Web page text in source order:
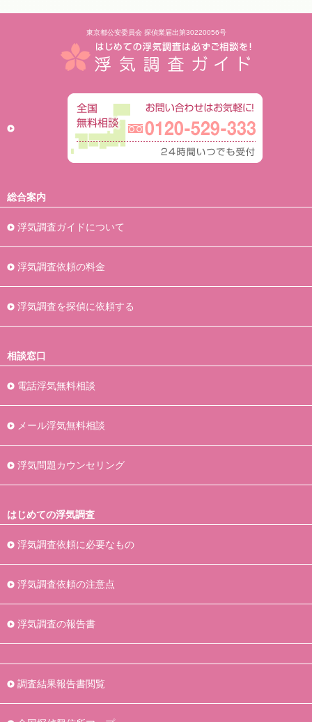
東京都公安委員会 探偵業届出第30220056号
総合案内
浮気調査ガイドについて
浮気調査依頼の料金
浮気調査を探偵に依頼する
相談窓口
電話浮気無料相談
メール浮気無料相談
浮気問題カウンセリング
はじめての浮気調査
浮気調査依頼に必要なもの
浮気調査依頼の注意点
浮気調査の報告書
調査結果報告書閲覧